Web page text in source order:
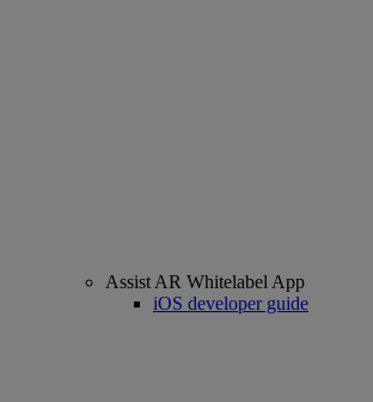
Assist AR Whitelabel App
iOS developer guide